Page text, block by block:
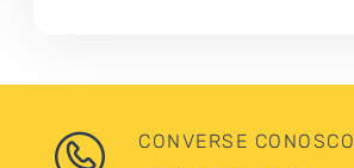
CONVERSE CONOSCO